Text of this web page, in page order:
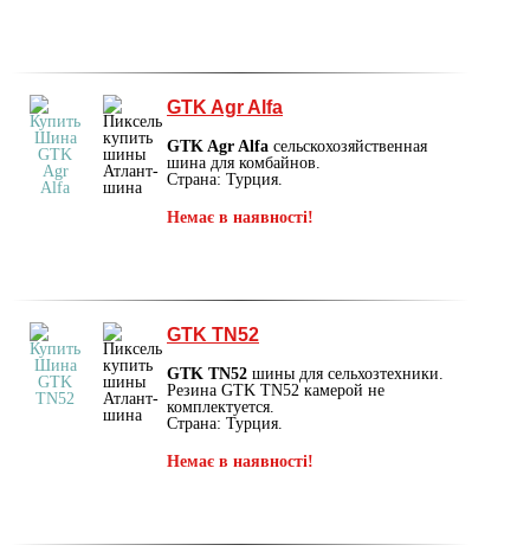
GTK Agr Alfa
GTK Agr Alfa сельскохозяйственная
шина для комбайнов.
Страна: Турция.
Немає в наявності!
GTK TN52
GTK TN52 шины для сельхозтехники.
Резина GTK TN52 камерой не
комплектуется.
Страна: Турция.
Немає в наявності!